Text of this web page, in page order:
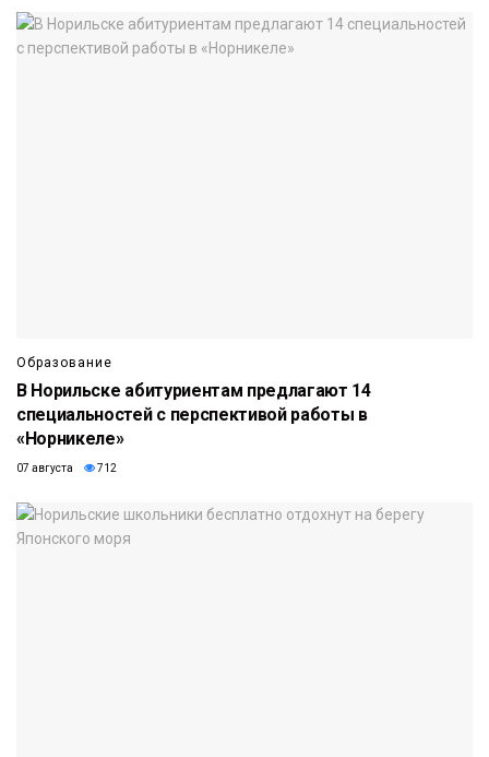
Образование
В Норильске абитуриентам предлагают 14
специальностей с перспективой работы в
«Норникеле»
07 августа 712